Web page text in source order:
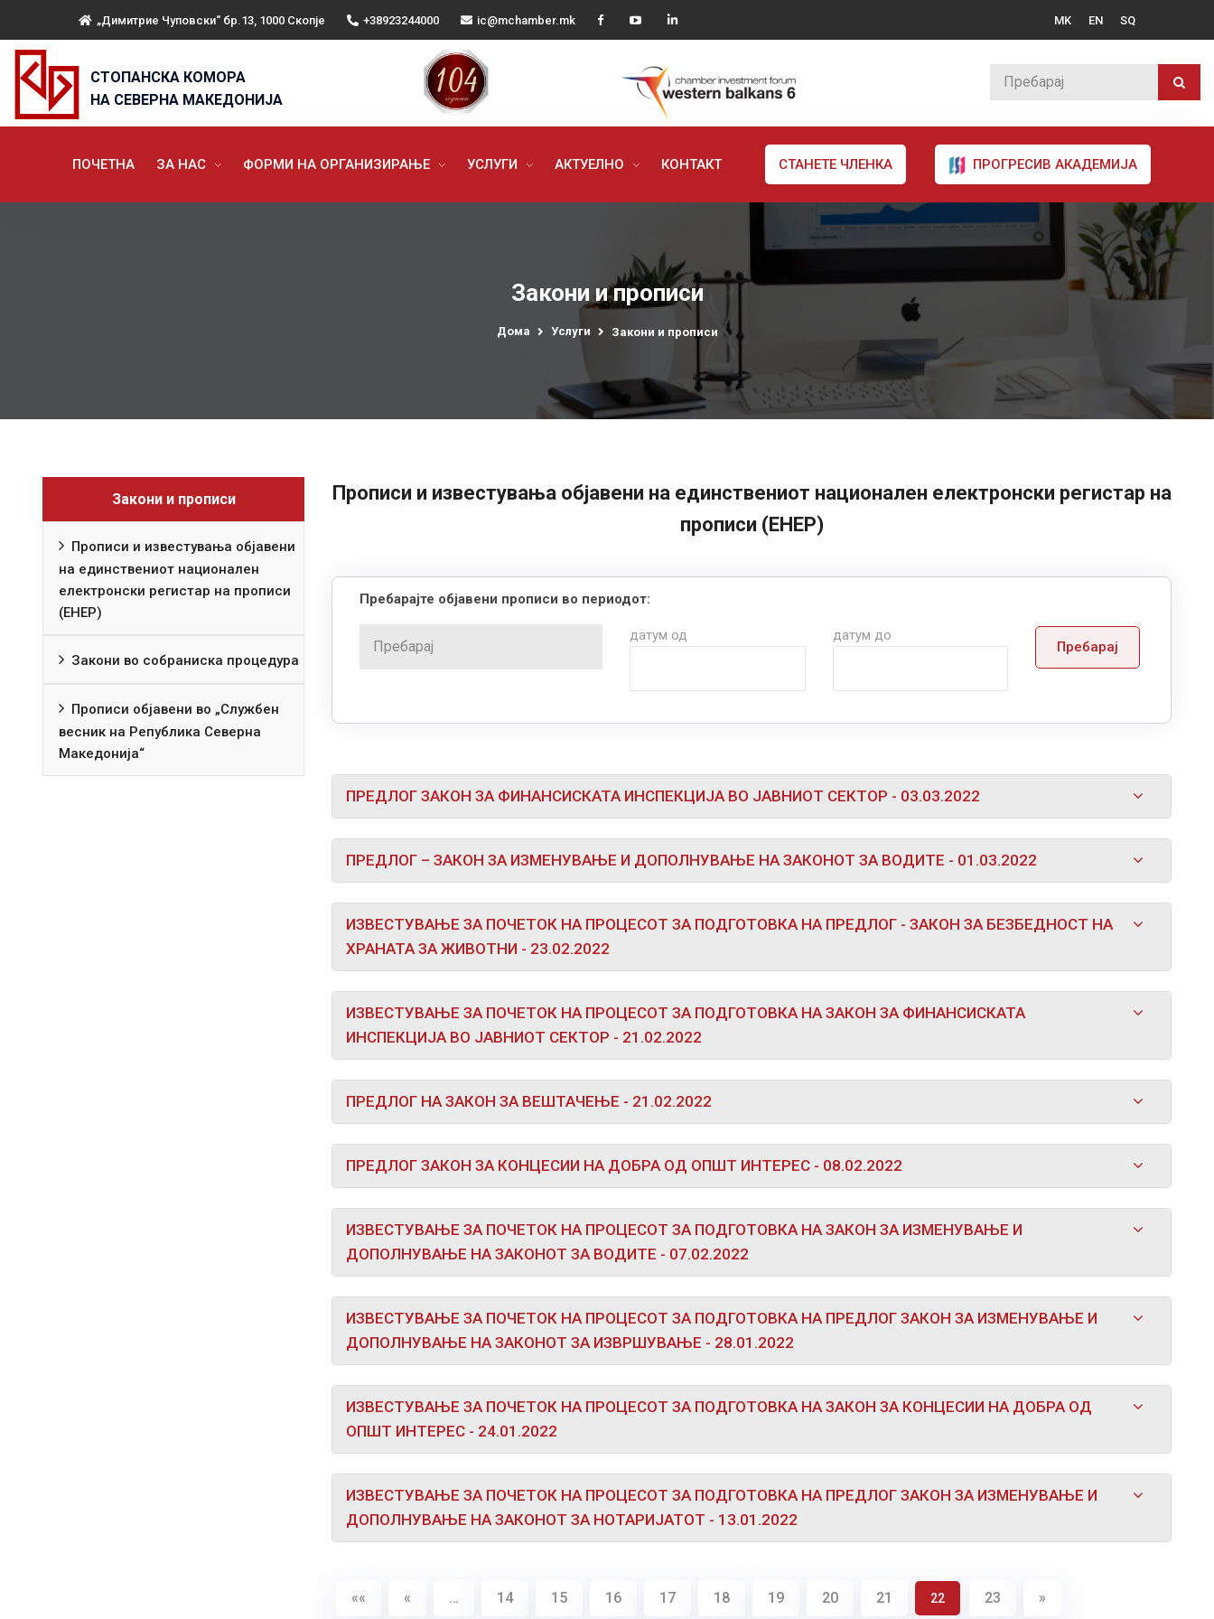
„Димитрие Чуповски“ бр.13, 1000 Скопје +38923244000 ic@mchamber.mk MK EN SQ
СТОПАНСКА КОМОРА
НА СЕВЕРНА МАКЕДОНИЈА
ПОЧЕТНА ЗА НАС ФОРМИ НА ОРГАНИЗИРАЊЕ УСЛУГИ АКТУЕЛНО КОНТАКТ СТАНЕТЕ ЧЛЕНКА ПРОГРЕСИВ АКАДЕМИЈА
Закони и прописи
Дома Услуги Закони и прописи
Закони и прописи
Прописи и известувања објавени
на единствениот национален
електронски регистар на прописи
(ЕНЕР)
Закони во собраниска процедура
Прописи објавени во „Службен
весник на Република Северна
Македонија“
Прописи и известувања објавени на единствениот национален електронски регистар на
прописи (ЕНЕР)
Пребарајте објавени прописи во периодот:
датум од датум до
Пребарај
ПРЕДЛОГ ЗАКОН ЗА ФИНАНСИСКАТА ИНСПЕКЦИЈА ВО ЈАВНИОТ СЕКТОР - 03.03.2022
ПРЕДЛОГ – ЗАКОН ЗА ИЗМЕНУВАЊЕ И ДОПОЛНУВАЊЕ НА ЗАКОНОТ ЗА ВОДИТЕ - 01.03.2022
ИЗВЕСТУВАЊЕ ЗА ПОЧЕТОК НА ПРОЦЕСОТ ЗА ПОДГОТОВКА НА ПРЕДЛОГ - ЗАКОН ЗА БЕЗБЕДНОСТ НА
ХРАНАТА ЗА ЖИВОТНИ - 23.02.2022
ИЗВЕСТУВАЊЕ ЗА ПОЧЕТОК НА ПРОЦЕСОТ ЗА ПОДГОТОВКА НА ЗАКОН ЗА ФИНАНСИСКАТА
ИНСПЕКЦИЈА ВО ЈАВНИОТ СЕКТОР - 21.02.2022
ПРЕДЛОГ НА ЗАКОН ЗА ВЕШТАЧЕЊЕ - 21.02.2022
ПРЕДЛОГ ЗАКОН ЗА КОНЦЕСИИ НА ДОБРА ОД ОПШТ ИНТЕРЕС - 08.02.2022
ИЗВЕСТУВАЊЕ ЗА ПОЧЕТОК НА ПРОЦЕСОТ ЗА ПОДГОТОВКА НА ЗАКОН ЗА ИЗМЕНУВАЊЕ И
ДОПОЛНУВАЊЕ НА ЗАКОНОТ ЗА ВОДИТЕ - 07.02.2022
ИЗВЕСТУВАЊЕ ЗА ПОЧЕТОК НА ПРОЦЕСОТ ЗА ПОДГОТОВКА НА ПРЕДЛОГ ЗАКОН ЗА ИЗМЕНУВАЊЕ И
ДОПОЛНУВАЊЕ НА ЗАКОНОТ ЗА ИЗВРШУВАЊЕ - 28.01.2022
ИЗВЕСТУВАЊЕ ЗА ПОЧЕТОК НА ПРОЦЕСОТ ЗА ПОДГОТОВКА НА ЗАКОН ЗА КОНЦЕСИИ НА ДОБРА ОД
ОПШТ ИНТЕРЕС - 24.01.2022
ИЗВЕСТУВАЊЕ ЗА ПОЧЕТОК НА ПРОЦЕСОТ ЗА ПОДГОТОВКА НА ПРЕДЛОГ ЗАКОН ЗА ИЗМЕНУВАЊЕ И
ДОПОЛНУВАЊЕ НА ЗАКОНОТ ЗА НОТАРИЈАТОТ - 13.01.2022
«« « … 14 15 16 17 18 19 20 21 22 23 »